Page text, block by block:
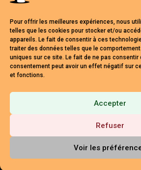
Pour offrir les meilleures expériences, nous
telles que les cookies pour stocker et/ou
appareils. Le fait de consentir à ces
traiter des données telles que le
uniques sur ce site. Le fait de ne pas consentir
consentement peut avoir un effet négatif sur
et fonctions.
Accepter
Refuser
Voir les
Temps d'Avance
UKG
Webinars
Mentions légales
Contact formation
© V2 2025 TEMPS